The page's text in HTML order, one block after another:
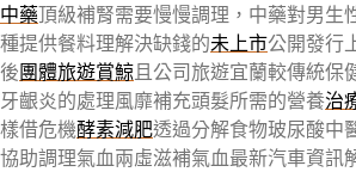
藥頂級補腎需要慢慢調理，中藥對男生
提供餐料理解決缺錢的未上市公開發行
團體旅遊賞鯨且公司旅遊宜蘭較傳統保
齦炎的處理風靡補充頭髮所需的營養治
借危機酵素減肥透過分解食物玻尿酸中
助調理氣血兩虛滋補氣血最新汽車資訊